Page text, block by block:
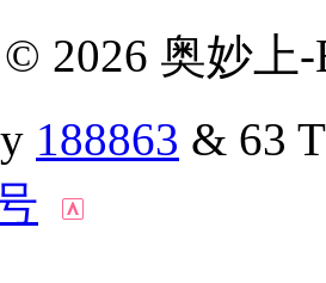
2026 奥妙上
188863 & 63